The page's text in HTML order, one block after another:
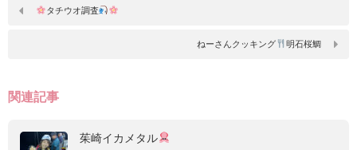
タチウオ調査
ねーさんクッキング 明石桜鯛
関連記事
茱崎イカメタル